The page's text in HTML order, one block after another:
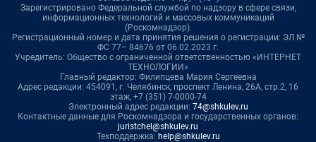
Зарегистрировано Федеральной службой по надзору в сфере связи,
информационных технологий и массовых коммуникаций
(Роскомнадзор).
Регистрационный номер и дата принятия решения о регистрации: ЭЛ №
ФС 77– 84676 от 06.02.2023 г.
Учредитель: Общество с ограниченной ответственностью «ИНТЕРНЕТ
ТЕХНОЛОГИИ»
Главный редактор: Филипцева Мария Сергеевна
Адрес редакции: 454091, г. Челябинск, проспект Ленина, 26А, стр.2, 16
этаж, +7 (351) 7-0000-74
Электронный адрес редакции: 74@shkulev.ru
Контактные данные для Роскомнадзора и государственных органов:
juristchel@shkulev.ru
Техподдержка: help@shkulev.ru